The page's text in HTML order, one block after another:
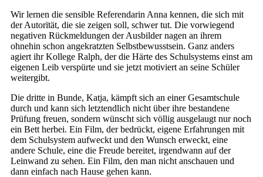
Wir lernen die sensible Referendarin Anna kennen, die sich mit
der Autorïtät, die sie zeigen soll, schwer tut. Die vorwiegend
negativen Rückmeldungen der Ausbilder nagen an ihrem
ohnehin schon angekratzten Selbstbewusstsein. Ganz anders
agiert ihr Kollege Ralph, der die Härte des Schulsystems einst am
eigenen Leib verspürte und sie jetzt motiviert an seine Schüler
weitergibt.
Die dritte in Bunde, Katja, kämpft sich an einer Gesamtschule
durch und kann sich letztendlich nicht über ihre bestandene
Prüfung freuen, sondern wünscht sich völlig ausgelaugt nur noch
ein Bett herbei. Ein Film, der bedrückt, eigene Erfahrungen mit
dem Schulsystem aufweckt und den Wunsch erweckt, eine
andere Schule, eine die Freude bereitet, irgendwann auf der
Leinwand zu sehen. Ein Film, den man nicht anschauen und
dann einfach nach Hause gehen kann.